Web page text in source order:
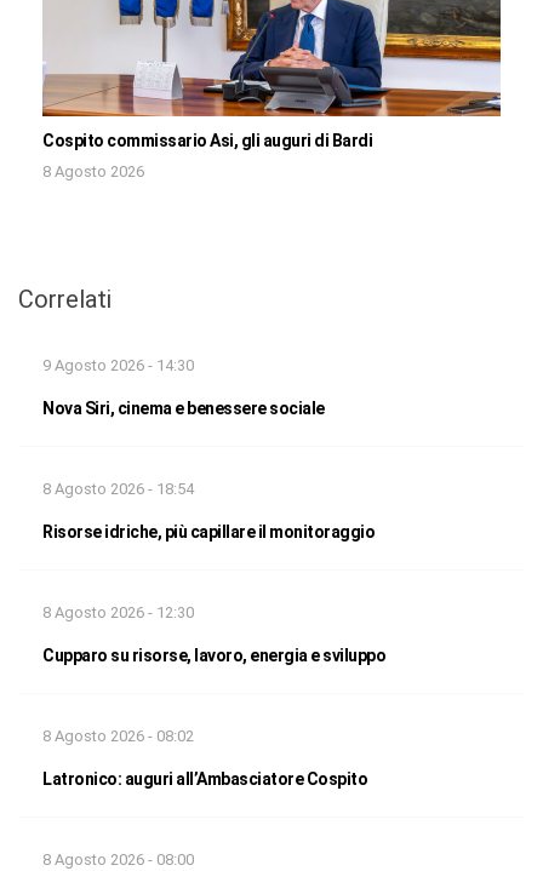
Cospito commissario Asi, gli auguri di Bardi
8 Agosto 2026
Correlati
9 Agosto 2026 - 14:30
Nova Siri, cinema e benessere sociale
8 Agosto 2026 - 18:54
Risorse idriche, più capillare il monitoraggio
8 Agosto 2026 - 12:30
Cupparo su risorse, lavoro, energia e sviluppo
8 Agosto 2026 - 08:02
Latronico: auguri all’Ambasciatore Cospito
8 Agosto 2026 - 08:00